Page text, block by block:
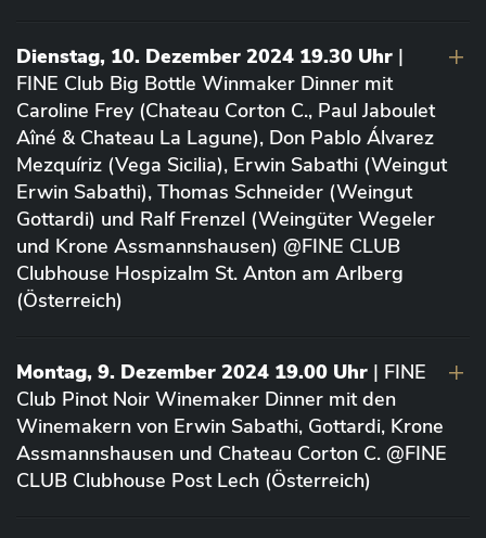
Dienstag, 10. Dezember 2024 19.30 Uhr |
FINE Club Big Bottle Winmaker Dinner mit
Caroline Frey (Chateau Corton C., Paul Jaboulet
Aîné & Chateau La Lagune), Don Pablo Álvarez
Mezquíriz (Vega Sicilia), Erwin Sabathi (Weingut
Erwin Sabathi), Thomas Schneider (Weingut
Gottardi) und Ralf Frenzel (Weingüter Wegeler
und Krone Assmannshausen) @FINE CLUB
Clubhouse Hospizalm St. Anton am Arlberg
(Österreich)
Montag, 9. Dezember 2024 19.00 Uhr | FINE
Club Pinot Noir Winemaker Dinner mit den
Winemakern von Erwin Sabathi, Gottardi, Krone
Assmannshausen und Chateau Corton C. @FINE
CLUB Clubhouse Post Lech (Österreich)